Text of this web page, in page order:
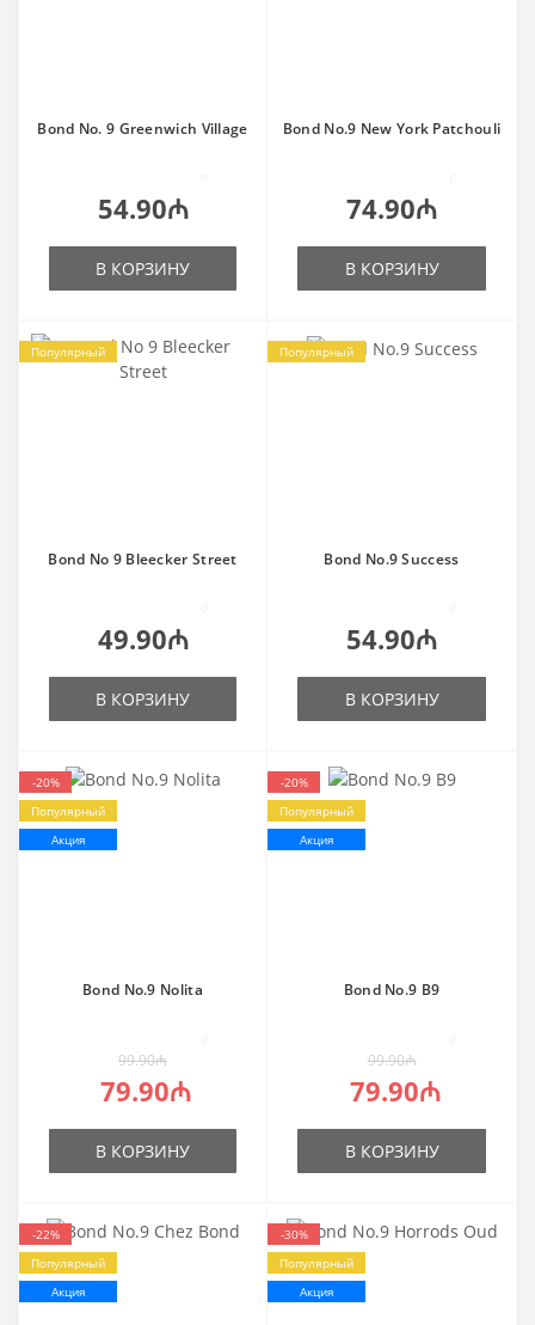
Bond No. 9 Greenwich Village
54.90₼
В КОРЗИНУ
Bond No.9 New York Patchouli
74.90₼
В КОРЗИНУ
Популярный
Bond No 9 Bleecker Street
49.90₼
В КОРЗИНУ
Популярный
Bond No.9 Success
54.90₼
В КОРЗИНУ
-20%
Популярный
Акция
Bond No.9 Nolita
99.90₼
79.90₼
В КОРЗИНУ
-20%
Популярный
Акция
Bond No.9 B9
99.90₼
79.90₼
В КОРЗИНУ
-22%
Популярный
Акция
-30%
Популярный
Акция